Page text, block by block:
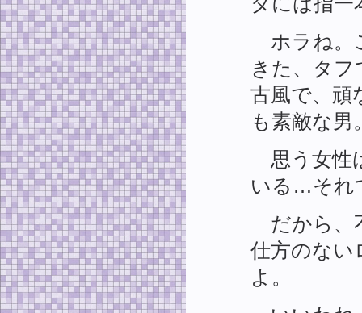
ホラね。
きた、タ
古風で、
も素敵な男
思う女性
いる…それ
だから、
仕方のない
よ。